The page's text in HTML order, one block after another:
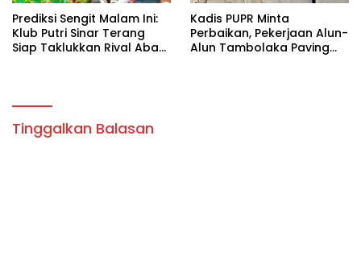
Prediksi Sengit Malam Ini:
Klub Putri Sinar Terang
Siap Taklukkan Rival Abadi
Kadis PUPR Minta
Perbaikan, Pekerjaan Alun-
Alun Tambolaka Paving
Tinggalkan Balasan